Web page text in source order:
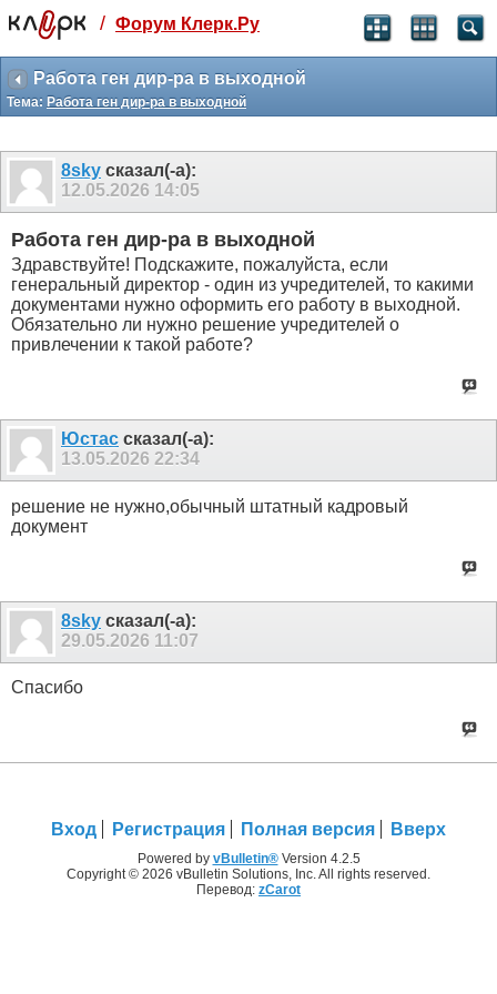
Святые угодники, Клерк без рекламы
прекрасен:)
месяц
3 месяца
259
₽
-10%
499 ₽
-15%
Отмена Оплатить
/ Форум Клерк.Ру
Работа ген дир-ра в выходной
Тема: Работа ген дир-ра в выходной
8sky сказал(-а):
12.05.2026 14:05
Работа ген дир-ра в выходной
Здравствуйте! Подскажите, пожалуйста, если
генеральный директор - один из учредителей, то какими
документами нужно оформить его работу в выходной.
Обязательно ли нужно решение учредителей о
привлечении к такой работе?
Юстас сказал(-а):
13.05.2026 22:34
решение не нужно,обычный штатный кадровый
документ
8sky сказал(-а):
29.05.2026 11:07
Спасибо
Вход Регистрация Полная версия Вверх
Powered by vBulletin®Version 4.2.5
Copyright © 2026 vBulletin Solutions, Inc. All rights reserved.
Перевод: zCarot